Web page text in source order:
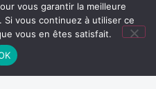
Demander un stage
Liens Utiles
vous garantir la meilleure
vous continuez à utiliser ce
vous en êtes satisfait.